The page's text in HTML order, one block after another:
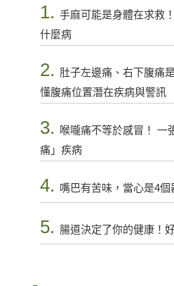
1. 手麻可能是身體在求救
什麼病
2. 肚子左邊痛、右下腹痛
懂腹痛位置潛在疾病與警訊
3.
喉嚨痛不等於感冒！ 一
痛」疾病
4. 嘴巴有苦味，當心是4個
5. 腸道決定了你的健康！